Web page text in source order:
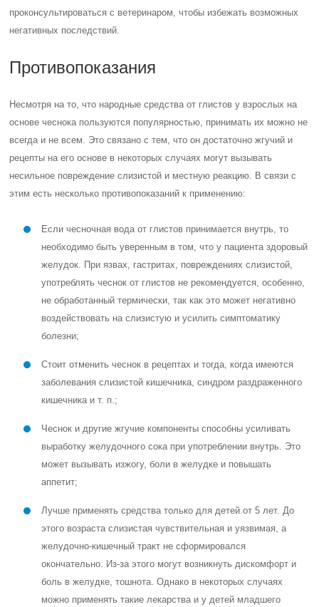
проконсультироваться с ветеринаром, чтобы избежать возможных
негативных последствий.
Противопоказания
Несмотря на то, что народные средства от глистов у взрослых на
основе чеснока пользуются популярностью, принимать их можно не
всегда и не всем. Это связано с тем, что он достаточно жгучий и
рецепты на его основе в некоторых случаях могут вызывать
несильное повреждение слизистой и местную реакцию. В связи с
этим есть несколько противопоказаний к применению:
Если чесночная вода от глистов принимается внутрь, то
необходимо быть уверенным в том, что у пациента здоровый
желудок. При язвах, гастритах, повреждениях слизистой,
употреблять чеснок от глистов не рекомендуется, особенно,
не обработанный термически, так как это может негативно
воздействовать на слизистую и усилить симптоматику
болезни;
Стоит отменить чеснок в рецептах и тогда, когда имеются
заболевания слизистой кишечника, синдром раздраженного
кишечника и т. п.;
Чеснок и другие жгучие компоненты способны усиливать
выработку желудочного сока при употреблении внутрь. Это
может вызывать изжогу, боли в желудке и повышать
аппетит;
Лучше применять средства только для детей от 5 лет. До
этого возраста слизистая чувствительная и уязвимая, а
желудочно-кишечный тракт не сформировался
окончательно. Из-за этого могут возникнуть дискомфорт и
боль в желудке, тошнота. Однако в некоторых случаях
можно применять такие лекарства и у детей младшего